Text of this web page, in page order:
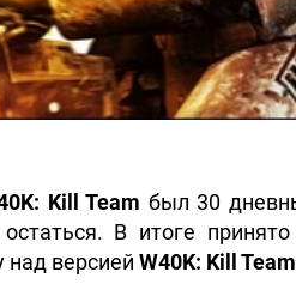
Kill Team был 30
В итоге
над версией W40K: Kill Team